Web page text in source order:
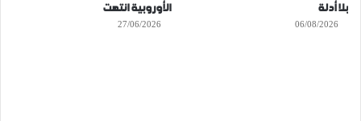
بلا أدلة
06/08/2026
الأوروبية انتهت
27/06/2026